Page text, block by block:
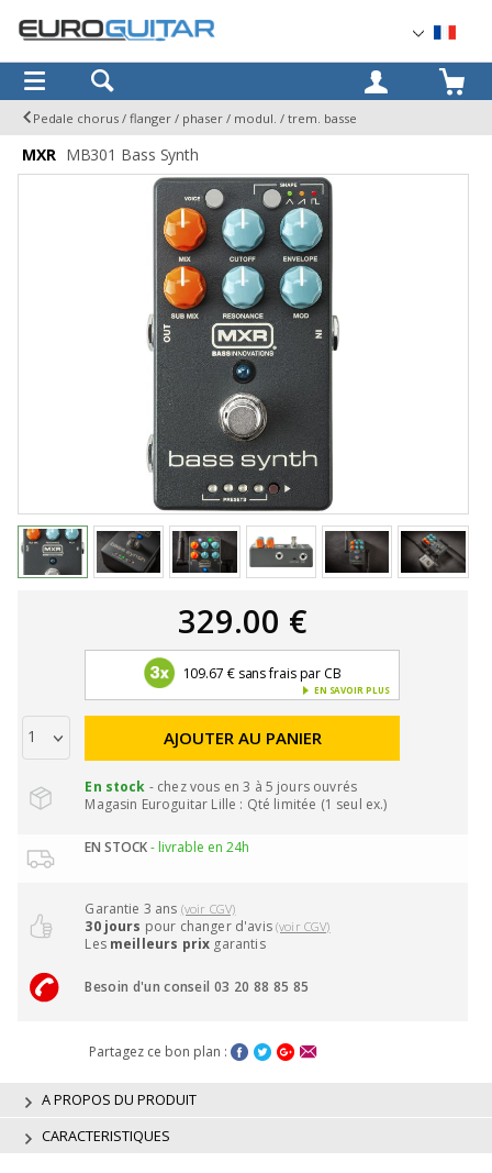
OK
Pedale chorus / flanger / phaser / modul. / trem. basse
MXR MB301 Bass Synth
329.00 €
109.67 € sans frais par CB
EN SAVOIR PLUS
AJOUTER AU PANIER
En stock - chez vous en 3 à 5 jours ouvrés
Magasin Euroguitar Lille : Qté limitée (1 seul ex.)
EN STOCK- livrable en 24h
Garantie 3 ans (voir CGV)
30 jours pour changer d'avis(voir CGV)
Les meilleurs prix garantis
Besoin d'un conseil 03 20 88 85 85
Partagez ce bon plan :
A PROPOS DU PRODUIT
CARACTERISTIQUES